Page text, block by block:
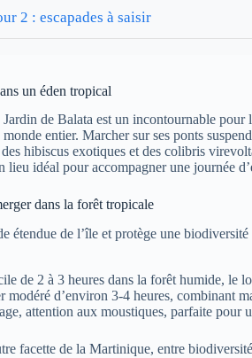
2 : escapades à saisir
un éden tropical
de Balata est un incontournable
entier. Marcher sur ses ponts
hibiscus exotiques et des colibris
lieu idéal pour accompagner une journée
dans la forêt tropicale
étendue de l’île et protège une
de 2 à 3 heures dans la forêt humide, le
modéré d’environ 3-4 heures, combinant
attention aux moustiques, parfaite pour
facette de la Martinique, entre